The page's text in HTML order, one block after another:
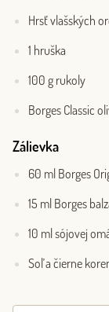
Hrsť vlašských
1 hruška
100 g rukoly
Borges Classic
Zálievka
60 ml Borges
15 ml Borges
10 ml sójovej
Soľ a čierne